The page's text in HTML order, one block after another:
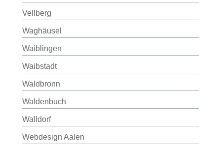
Vellberg
Waghäusel
Waiblingen
Waibstadt
Waldbronn
Waldenbuch
Walldorf
Webdesign Aalen